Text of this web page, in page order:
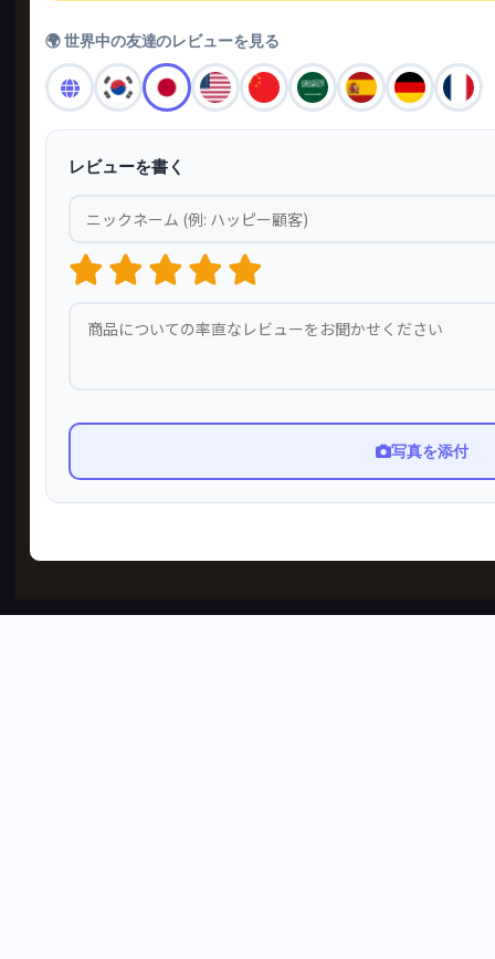
🌍 世界中の友達のレビューを見る
レビューを書く
写真を添付